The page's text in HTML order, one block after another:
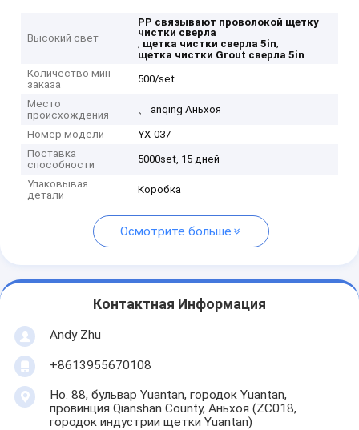
Высокий свет
PP связывают проволокой щетку
чистки сверла
, щетка чистки сверла 5in,
щетка чистки Grout сверла 5in
Количество мин
заказа
500/set
Место
происхождения
、 anqing Аньхоя
Номер модели
YX-037
Поставка
способности
5000set, 15 дней
Упаковывая
детали
Коробка
Осмотрите больше
Контактная Информация
Andy Zhu
+8613955670108
Но. 88, бульвар Yuantan, городок Yuantan,
провинция Qianshan County, Аньхоя (ZC018,
городок индустрии щетки Yuantan)